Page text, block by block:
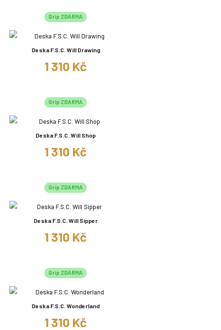
Grip ZDARMA
Deska F.S.C. Will Drawing
1 310 Kč
Grip ZDARMA
Deska F.S.C. Will Shop
1 310 Kč
Grip ZDARMA
Deska F.S.C. Will Sipper
1 310 Kč
Grip ZDARMA
Deska F.S.C. Wonderland
1 310 Kč